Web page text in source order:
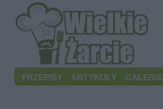
PRZEPISY ARTYKUŁY GALERIE